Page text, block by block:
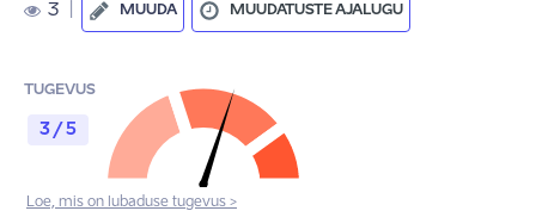
3 MUUDA MUUDATUSTE AJALUGU
TUGEVUS
3 / 5
Loe, mis on lubaduse tugevus >